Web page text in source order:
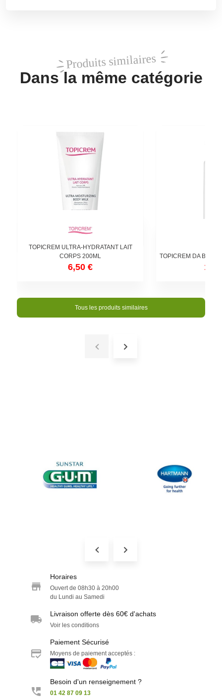
Produits similaires
Dans la même catégorie
TOPICREM ULTRA-HYDRATANT LAIT
CORPS 200ML
6,50 €
TOPICREM DA
Tous les produits similaires
Horaires
Ouvert de 08h30 à 20h00
du Lundi au Samedi
Livraison offerte dès 60€ d'achats
Voir les conditions
Paiement Sécurisé
Moyens de paiement acceptés :
Besoin d'un renseignement ?
01 42 87 09 13